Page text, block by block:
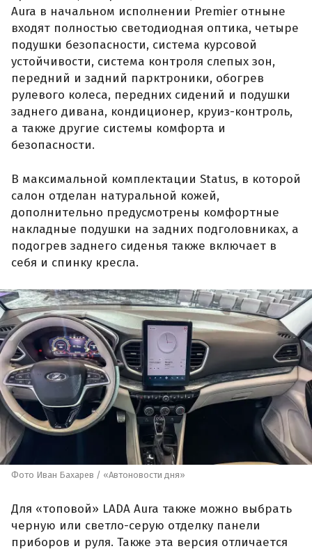
Aura в начальном исполнении Premier отныне
входят полностью светодиодная оптика, четыре
подушки безопасности, система курсовой
устойчивости, система контроля слепых зон,
передний и задний парктроники, обогрев
рулевого колеса, передних сидений и подушки
заднего дивана, кондиционер, круиз-контроль,
а также другие системы комфорта и
безопасности.
В максимальной комплектации Status, в которой
салон отделан натуральной кожей,
дополнительно предусмотрены комфортные
накладные подушки на задних подголовниках, а
подогрев заднего сиденья также включает в
себя и спинку кресла.
Фото Иван Бахарев / «Автоновости дня»
Для «топовой» LADA Aura также можно выбрать
черную или светло-серую отделку панели
приборов и руля. Также эта версия отличается